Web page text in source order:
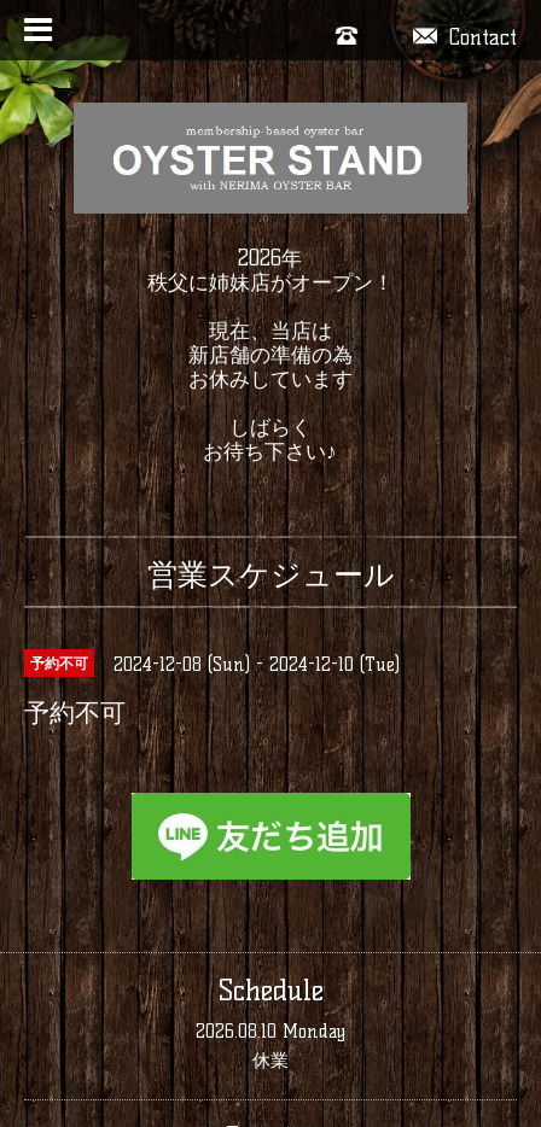
Contact
2026年
秩父に姉妹店がオープン！
現在、当店は
新店舗の準備の為
お休みしています
しばらく
お待ち下さい♪
営業スケジュール
予約不可 2024-12-08 (Sun) - 2024-12-10 (Tue)
予約不可
Schedule
2026.08.10 Monday
休業